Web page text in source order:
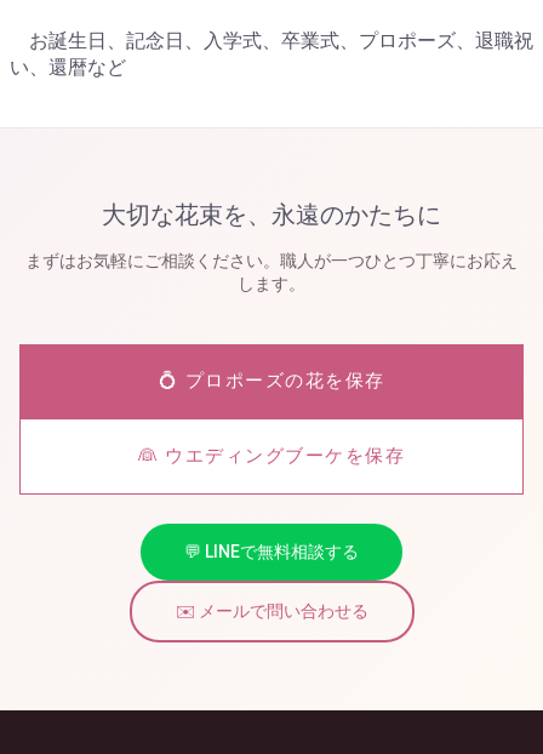
お誕生日、記念日、入学式、卒業式、プロポーズ、退職祝
い、還暦など
大切な花束を、永遠のかたちに
まずはお気軽にご相談ください。職人が一つひとつ丁寧にお応え
します。
💍 プロポーズの花を保存
👰 ウエディングブーケを保存
💬 LINEで無料相談する
✉️ メールで問い合わせる